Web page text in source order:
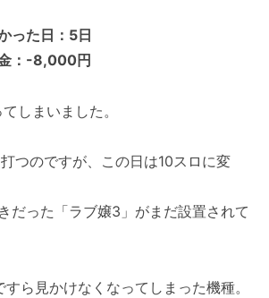
った日：5日
：-8,000円
しまいました。
つのですが、この日は10スロに変
だった「ラブ嬢3」がまだ設置されて
ら見かけなくなってしまった機種。